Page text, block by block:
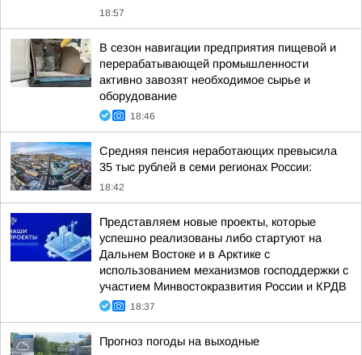
18:57
В сезон навигации предприятия пищевой и
перерабатывающей промышленности
активно завозят необходимое сырье и
оборудование
18:46
Средняя пенсия неработающих превысила
35 тыс рублей в семи регионах России:
18:42
Представляем новые проекты, которые
успешно реализованы либо стартуют на
Дальнем Востоке и в Арктике с
использованием механизмов господдержки с
участием Минвостокразвития России и КРДВ
18:37
Прогноз погоды на выходные